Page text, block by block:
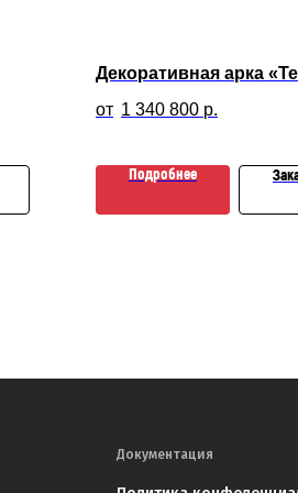
Декоративная арка
1 340 800 р.
Подробнее
Документация